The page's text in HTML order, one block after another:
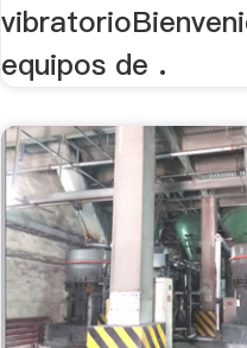
equipos de .